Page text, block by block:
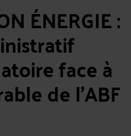
ÉNERGIE :
face à
de l'ABF